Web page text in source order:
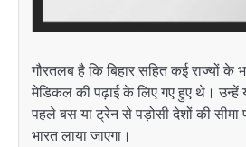
गौरतलब है कि बिहार सहित कई राज्यों के
मेडिकल की पढ़ाई के लिए गए हुए थे। उन्हें
पहले बस या ट्रेन से पड़ोसी देशों की सीमा
भारत लाया जाएगा।